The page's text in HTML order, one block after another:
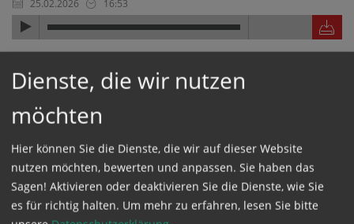
25.02.2026 16:53
Podiumsgespräch über Demografie und Familie
zu den Aufgaben der Kirche
"Was brauchen Menschen, um wieder
mehr zu investieren?"
25.02.2026 16:51
Dienste, die wir nutzen
möchten
Hier können Sie die Dienste, die wir auf dieser Website
nutzen möchten, bewerten und anpassen. Sie haben das
Sagen! Aktivieren oder deaktivieren Sie die Dienste, wie Sie
es für richtig halten. Um mehr zu erfahren, lesen Sie bitte